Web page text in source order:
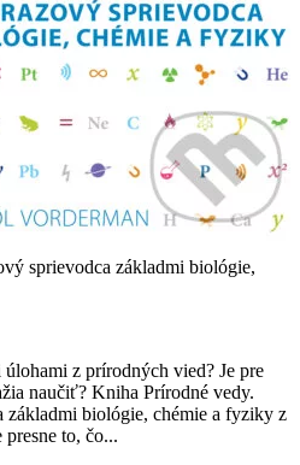
sprievodca základmi biológie,
úlohami z prírodných vied? Je pre
naučiť? Kniha Prírodné vedy.
biológie, chémie a fyziky z
to, čo...